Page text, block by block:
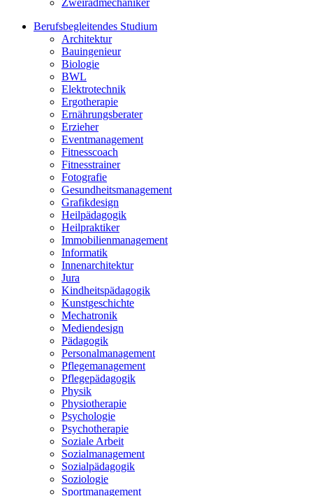
Zweiradmechaniker
Berufsbegleitendes Studium
Architektur
Bauingenieur
Biologie
BWL
Elektrotechnik
Ergotherapie
Ernährungsberater
Erzieher
Eventmanagement
Fitnesscoach
Fitnesstrainer
Fotografie
Gesundheitsmanagement
Grafikdesign
Heilpädagogik
Heilpraktiker
Immobilienmanagement
Informatik
Innenarchitektur
Jura
Kindheitspädagogik
Kunstgeschichte
Mechatronik
Mediendesign
Pädagogik
Personalmanagement
Pflegemanagement
Pflegepädagogik
Physik
Physiotherapie
Psychologie
Psychotherapie
Soziale Arbeit
Sozialmanagement
Sozialpädagogik
Soziologie
Sportmanagement